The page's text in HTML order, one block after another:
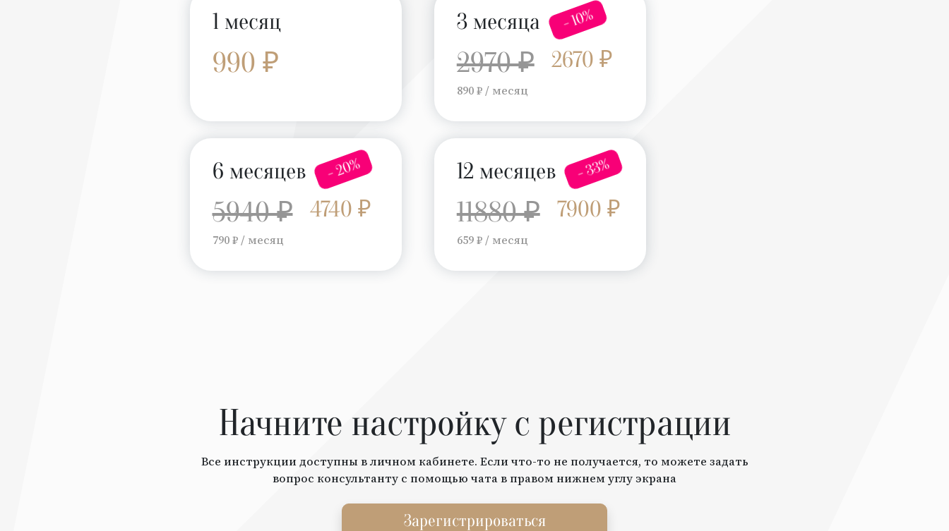
1 месяц
990 ₽
3 месяца - 10%
2970 ₽ 2670 ₽
890 ₽ / месяц
6 месяцев - 20%
5940 ₽ 4740 ₽
790 ₽ / месяц
12 месяцев - 33%
11880 ₽ 7900 ₽
659 ₽ / месяц
Начните настройку с регистрации
Все инструкции доступны в личном кабинете. Если что-то не получается, то можете задать
вопрос консультанту с помощью чата в правом нижнем углу экрана
Зарегистрироваться